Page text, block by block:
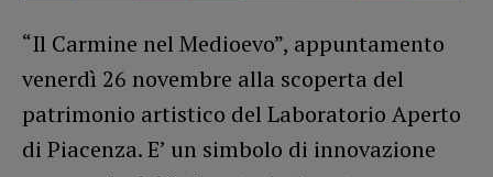
“Il Carmine nel Medioevo”, appuntamento
venerdì 26 novembre alla scoperta del
patrimonio artistico del Laboratorio Aperto
di Piacenza. E’ un simbolo di innovazione